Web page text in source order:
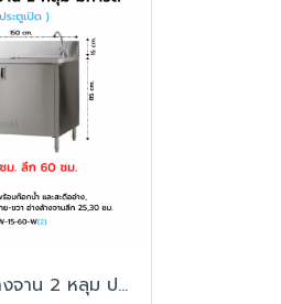
ตู้พร้อม อ่างล้างจาน 2 หลุม ประตูเปิด มีการ์ด รุ่น SCW-15-60 W